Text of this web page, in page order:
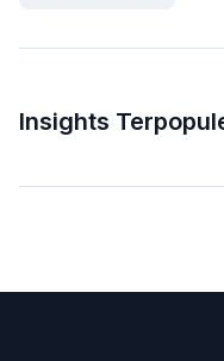
Insights